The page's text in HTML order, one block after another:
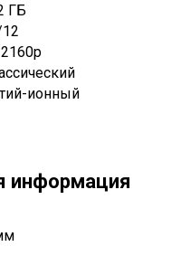
ГБ
ионный
информация